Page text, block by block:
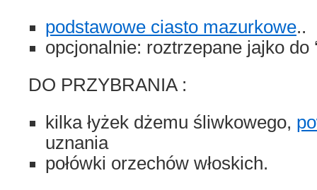
podstawowe ciasto mazurkowe..
opcjonalnie: roztrzepane jajko do
DO PRZYBRANIA :
kilka łyżek dżemu śliwkowego,
uznania
połówki orzechów włoskich.